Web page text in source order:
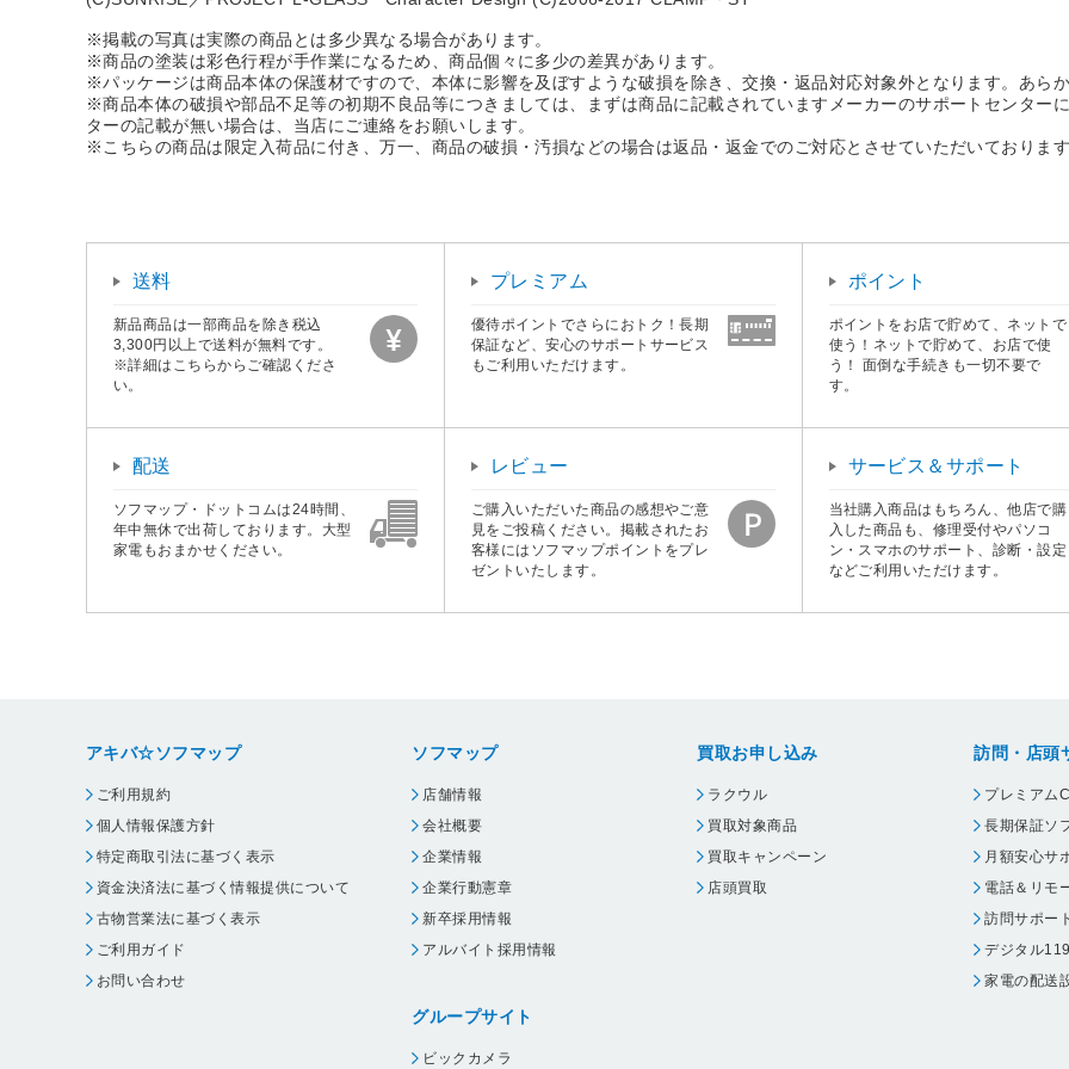
※掲載の写真は実際の商品とは多少異なる場合があります。
※商品の塗装は彩色行程が手作業になるため、商品個々に多少の差異があります。
※パッケージは商品本体の保護材ですので、本体に影響を及ぼすような破損を除き、交換・返品対応対象外となります。あら
※商品本体の破損や部品不足等の初期不良品等につきましては、まずは商品に記載されていますメーカーのサポートセンター
ターの記載が無い場合は、当店にご連絡をお願いします。
※こちらの商品は限定入荷品に付き、万一、商品の破損・汚損などの場合は返品・返金でのご対応とさせていただいておりま
送料
新品商品は一部商品を除き税込
3,300円以上で送料が無料です。
※詳細はこちらからご確認くださ
い。
プレミアム
優待ポイントでさらにおトク！長期
保証など、安心のサポートサービス
もご利用いただけます。
ポイント
ポイントをお店で貯めて、ネットで
使う！ネットで貯めて、お店で使
う！ 面倒な手続きも一切不要で
す。
配送
ソフマップ・ドットコムは24時間、
年中無休で出荷しております。大型
家電もおまかせください。
レビュー
ご購入いただいた商品の感想やご意
見をご投稿ください。掲載されたお
客様にはソフマップポイントをプレ
ゼントいたします。
サービス＆サポート
当社購入商品はもちろん、他店で購
入した商品も、修理受付やパソコ
ン・スマホのサポート、診断・設定
などご利用いただけます。
アキバ☆ソフマップ
ご利用規約
個人情報保護方針
特定商取引法に基づく表示
資金決済法に基づく情報提供について
古物営業法に基づく表示
ご利用ガイド
お問い合わせ
ソフマップ
店舗情報
会社概要
企業情報
企業行動憲章
新卒採用情報
アルバイト採用情報
グループサイト
ビックカメラ
買取お申し込み
ラクウル
買取対象商品
買取キャンペーン
店頭買取
訪問・店頭
プレミアム
長期保証ソ
月額安心サ
電話＆リモ
訪問サポー
デジタル
家電の配送